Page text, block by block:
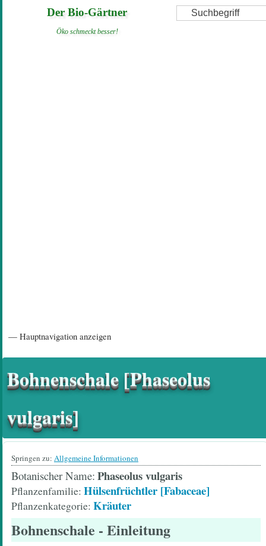
Suche
Der Bio-Gärtner
Öko schmeckt besser!
— Hauptnavigation anzeigen
Bohnenschale [Phaseolus
vulgaris]
Springen zu: Allgemeine Informationen
Botanischer Name Phaseolus vulgaris
Pflanzenfamilie Hülsenfrüchtler [Fabaceae]
Pflanzenkategorie Kräuter
Bohnenschale - Einleitung